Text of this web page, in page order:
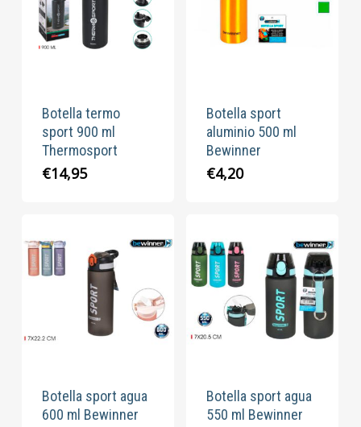
Botella termo
sport 900 ml
Thermosport
€14,95
Botella sport
aluminio 500 ml
Bewinner
€4,20
Botella sport agua
600 ml Bewinner
Botella sport agua
550 ml Bewinner